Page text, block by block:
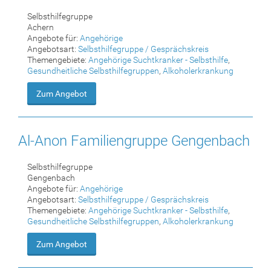
Selbsthilfegruppe
Achern
Angebote für: Angehörige
Angebotsart: Selbsthilfegruppe / Gesprächskreis
Themengebiete: Angehörige Suchtkranker - Selbsthilfe,
Gesundheitliche Selbsthilfegruppen, Alkoholerkrankung
Zum Angebot
Al-Anon Familiengruppe Gengenbach
Selbsthilfegruppe
Gengenbach
Angebote für: Angehörige
Angebotsart: Selbsthilfegruppe / Gesprächskreis
Themengebiete: Angehörige Suchtkranker - Selbsthilfe,
Gesundheitliche Selbsthilfegruppen, Alkoholerkrankung
Zum Angebot